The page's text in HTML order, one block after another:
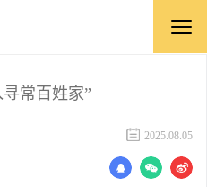
常百姓家”
2025.08.05